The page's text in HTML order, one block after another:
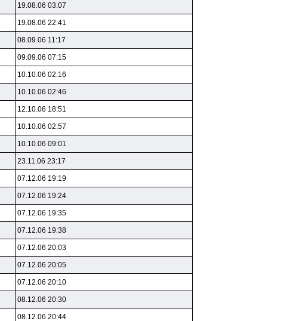
19.08.06 03:07
19.08.06 22:41
08.09.06 11:17
09.09.06 07:15
10.10.06 02:16
10.10.06 02:46
12.10.06 18:51
10.10.06 02:57
10.10.06 09:01
23.11.06 23:17
07.12.06 19:19
07.12.06 19:24
07.12.06 19:35
07.12.06 19:38
07.12.06 20:03
07.12.06 20:05
07.12.06 20:10
08.12.06 20:30
08.12.06 20:44